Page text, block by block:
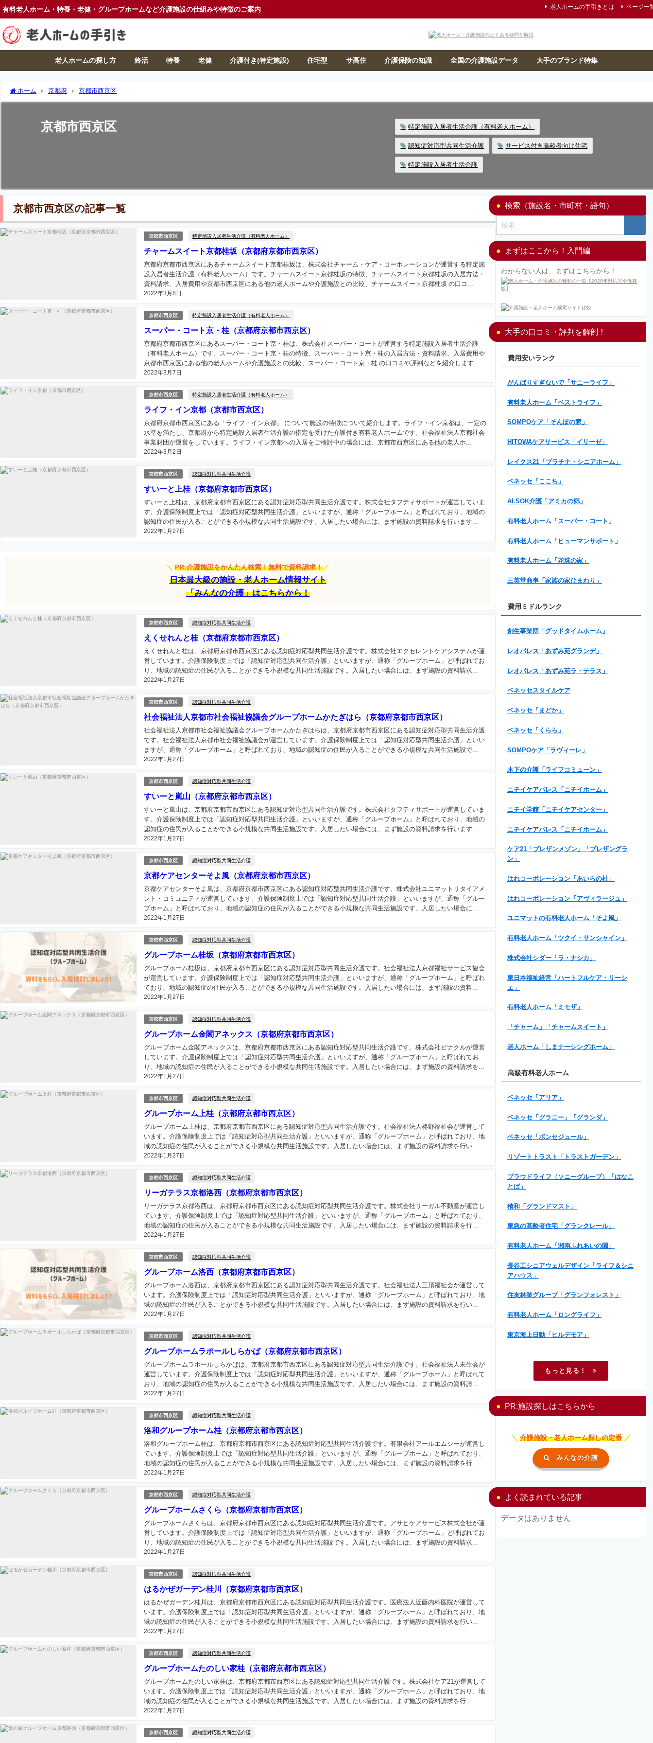
有料老人ホーム・特養・老健・グループホームなど介護施設の仕組みや特徴のご案内 老人ホームの手引きとは ページ一
老人ホームの探し方 終活 特養 老健 介護付き(特定施設) 住宅型 サ高住 介護保険の知識 全国の介護施設データ 大手のブランド特集
ホーム 京都府 京都市西京区
京都市西京区 特定施設入居者生活介護（有料老人ホーム）
認知症対応型共同生活介護 サービス付き高齢者向け住宅
特定施設入居者生活介護
京都市西京区の記事一覧
京都市西京区 特定施設入居者生活介護（有料老人ホーム）
チャームスイート京都桂坂（京都府京都市西京区）
2022年3月8日
京都府京都市西京区にあるチャームスイート京都桂坂は、株式会社チャーム・ケア・コーポレーションが運営する特定施
設入居者生活介護（有料老人ホーム）です。チャームスイート京都桂坂の特徴、チャームスイート京都桂坂の入居方法・
資料請求、入居費用や京都市西京区にある他の老人ホームや介護施設との比較、チャームスイート京都桂坂 の口コ...
京都市西京区 特定施設入居者生活介護（有料老人ホーム）
スーパー・コート京・桂（京都府京都市西京区）
2022年3月7日
京都府京都市西京区にあるスーパー・コート京・桂は、株式会社スーパー・コートが運営する特定施設入居者生活介護
（有料老人ホーム）です。スーパー・コート京・桂の特徴、スーパー・コート京・桂の入居方法・資料請求、入居費用や
京都市西京区にある他の老人ホームや介護施設との比較、スーパー・コート京・桂 の口コミや評判などを紹介します...
京都市西京区 特定施設入居者生活介護（有料老人ホーム）
ライフ・イン京都（京都市西京区）
2022年3月2日
京都府京都市西京区にある「ライフ・イン京都」 について施設の特徴について紹介します。ライフ・イン京都は、一定の
水準を満たし、京都府から特定施設入居者生活介護の指定を受けた介護付き有料老人ホームです。社会福祉法人京都社会
事業財団が運営をしています。ライフ・イン京都への入居をご検討中の場合には、京都市西京区にある他の老人ホ...
京都市西京区 認知症対応型共同生活介護
すいーと上桂（京都府京都市西京区）
2022年1月27日
すいーと上桂は、京都府京都市西京区にある認知症対応型共同生活介護です。株式会社タフティサポートが運営していま
す。介護保険制度上では「認知症対応型共同生活介護」といいますが、通称「グループホーム」と呼ばれており、地域の
認知症の住民が入ることができる小規模な共同生活施設です。入居したい場合には、まず施設の資料請求を行います...
＼ PR:介護施設をかんたん検索！無料で資料請求！ ／
日本最大級の施設・老人ホーム情報サイト
「みんなの介護」はこちらから！
京都市西京区 認知症対応型共同生活介護
えくせれんと桂（京都府京都市西京区）
2022年1月27日
えくせれんと桂は、京都府京都市西京区にある認知症対応型共同生活介護です。株式会社エクセレントケアシステムが運
営しています。介護保険制度上では「認知症対応型共同生活介護」といいますが、通称「グループホーム」と呼ばれてお
り、地域の認知症の住民が入ることができる小規模な共同生活施設です。入居したい場合には、まず施設の資料請求...
京都市西京区 認知症対応型共同生活介護
社会福祉法人京都市社会福祉協議会グループホームかたぎはら（京都府京都市西京区）
2022年1月27日
社会福祉法人京都市社会福祉協議会グループホームかたぎはらは、京都府京都市西京区にある認知症対応型共同生活介護
です。社会福祉法人京都市社会福祉協議会が運営しています。介護保険制度上では「認知症対応型共同生活介護」といい
ますが、通称「グループホーム」と呼ばれており、地域の認知症の住民が入ることができる小規模な共同生活施設で...
京都市西京区 認知症対応型共同生活介護
すいーと嵐山（京都府京都市西京区）
2022年1月27日
すいーと嵐山は、京都府京都市西京区にある認知症対応型共同生活介護です。株式会社タフティサポートが運営していま
す。介護保険制度上では「認知症対応型共同生活介護」といいますが、通称「グループホーム」と呼ばれており、地域の
認知症の住民が入ることができる小規模な共同生活施設です。入居したい場合には、まず施設の資料請求を行います...
京都市西京区 認知症対応型共同生活介護
京都ケアセンターそよ風（京都府京都市西京区）
2022年1月27日
京都ケアセンターそよ風は、京都府京都市西京区にある認知症対応型共同生活介護です。株式会社ユニマットリタイアメ
ント・コミュニティが運営しています。介護保険制度上では「認知症対応型共同生活介護」といいますが、通称「グルー
プホーム」と呼ばれており、地域の認知症の住民が入ることができる小規模な共同生活施設です。入居したい場合に...
京都市西京区 認知症対応型共同生活介護
グループホーム桂坂（京都府京都市西京区）
2022年1月27日
グループホーム桂坂は、京都府京都市西京区にある認知症対応型共同生活介護です。社会福祉法人京都福祉サービス協会
が運営しています。介護保険制度上では「認知症対応型共同生活介護」といいますが、通称「グループホーム」と呼ばれ
ており、地域の認知症の住民が入ることができる小規模な共同生活施設です。入居したい場合には、まず施設の資料...
京都市西京区 認知症対応型共同生活介護
グループホーム金閣アネックス（京都府京都市西京区）
2022年1月27日
グループホーム金閣アネックスは、京都府京都市西京区にある認知症対応型共同生活介護です。株式会社ピナクルが運営
しています。介護保険制度上では「認知症対応型共同生活介護」といいますが、通称「グループホーム」と呼ばれてお
り、地域の認知症の住民が入ることができる小規模な共同生活施設です。入居したい場合には、まず施設の資料請求を...
京都市西京区 認知症対応型共同生活介護
グループホーム上桂（京都府京都市西京区）
2022年1月27日
グループホーム上桂は、京都府京都市西京区にある認知症対応型共同生活介護です。社会福祉法人柊野福祉会が運営して
います。介護保険制度上では「認知症対応型共同生活介護」といいますが、通称「グループホーム」と呼ばれており、地
域の認知症の住民が入ることができる小規模な共同生活施設です。入居したい場合には、まず施設の資料請求を行い...
京都市西京区 認知症対応型共同生活介護
リーガテラス京都洛西（京都府京都市西京区）
2022年1月27日
リーガテラス京都洛西は、京都府京都市西京区にある認知症対応型共同生活介護です。株式会社リーガル不動産が運営し
ています。介護保険制度上では「認知症対応型共同生活介護」といいますが、通称「グループホーム」と呼ばれており、
地域の認知症の住民が入ることができる小規模な共同生活施設です。入居したい場合には、まず施設の資料請求を行...
京都市西京区 認知症対応型共同生活介護
グループホーム洛西（京都府京都市西京区）
2022年1月27日
グループホーム洛西は、京都府京都市西京区にある認知症対応型共同生活介護です。社会福祉法人三頂福祉会が運営して
います。介護保険制度上では「認知症対応型共同生活介護」といいますが、通称「グループホーム」と呼ばれており、地
域の認知症の住民が入ることができる小規模な共同生活施設です。入居したい場合には、まず施設の資料請求を行い...
京都市西京区 認知症対応型共同生活介護
グループホームラポールしらかば（京都府京都市西京区）
2022年1月27日
グループホームラポールしらかばは、京都府京都市西京区にある認知症対応型共同生活介護です。社会福祉法人未生会が
運営しています。介護保険制度上では「認知症対応型共同生活介護」といいますが、通称「グループホーム」と呼ばれて
おり、地域の認知症の住民が入ることができる小規模な共同生活施設です。入居したい場合には、まず施設の資料請...
京都市西京区 認知症対応型共同生活介護
洛和グループホーム桂（京都府京都市西京区）
2022年1月27日
洛和グループホーム桂は、京都府京都市西京区にある認知症対応型共同生活介護です。有限会社アールエムシーが運営し
ています。介護保険制度上では「認知症対応型共同生活介護」といいますが、通称「グループホーム」と呼ばれており、
地域の認知症の住民が入ることができる小規模な共同生活施設です。入居したい場合には、まず施設の資料請求を行...
京都市西京区 認知症対応型共同生活介護
グループホームさくら（京都府京都市西京区）
2022年1月27日
グループホームさくらは、京都府京都市西京区にある認知症対応型共同生活介護です。アサヒケアサービス株式会社が運
営しています。介護保険制度上では「認知症対応型共同生活介護」といいますが、通称「グループホーム」と呼ばれてお
り、地域の認知症の住民が入ることができる小規模な共同生活施設です。入居したい場合には、まず施設の資料請求...
京都市西京区 認知症対応型共同生活介護
はるかぜガーデン桂川（京都府京都市西京区）
2022年1月27日
はるかぜガーデン桂川は、京都府京都市西京区にある認知症対応型共同生活介護です。医療法人近藤内科医院が運営して
います。介護保険制度上では「認知症対応型共同生活介護」といいますが、通称「グループホーム」と呼ばれており、地
域の認知症の住民が入ることができる小規模な共同生活施設です。入居したい場合には、まず施設の資料請求を行い...
京都市西京区 認知症対応型共同生活介護
グループホームたのしい家桂（京都府京都市西京区）
2022年1月27日
グループホームたのしい家桂は、京都府京都市西京区にある認知症対応型共同生活介護です。株式会社ケア21が運営して
います。介護保険制度上では「認知症対応型共同生活介護」といいますが、通称「グループホーム」と呼ばれており、地
域の認知症の住民が入ることができる小規模な共同生活施設です。入居したい場合には、まず施設の資料請求を行...
京都市西京区 認知症対応型共同生活介護
検索（施設名・市町村・語句）
まずはここから！入門編
わからない人は、まずはこちらから！
大手の口コミ・評判を解剖！
費用安いランク
がんばりすぎないで「サニーライフ」
有料老人ホーム「ベストライフ」
SOMPOケア「そんぽの家」
HITOWAケアサービス「イリーゼ」
レイクス21「プラチナ・シニアホーム」
ベネッセ「ここち」
ALSOK介護「アミカの郷」
有料老人ホーム「スーパー・コート」
有料老人ホーム「ヒューマンサポート」
有料老人ホーム「花珠の家」
三英堂商事「家族の家ひまわり」
費用ミドルランク
創生事業団「グッドタイムホーム」
レオパレス「あずみ苑グランデ」
レオパレス「あずみ苑ラ・テラス」
ベネッセスタイルケア
ベネッセ「まどか」
ベネッセ「くらら」
SOMPOケア「ラヴィーレ」
木下の介護「ライフコミューン」
ニチイケアパレス「ニチイホーム」
ニチイ学館「ニチイケアセンター」
ニチイケアパレス「ニチイホーム」
ケア21「プレザンメゾン」「プレザングラ
ン」
はれコーポレーション「あいらの杜」
はれコーポレーション「アヴィラージュ」
ユニマットの有料老人ホーム「そよ風」
有料老人ホーム「ツクイ・サンシャイン」
株式会社シダー「ラ・ナシカ」
東日本福祉経営「ハートフルケア・リーシ
ェ」
有料老人ホーム「ミモザ」
「チャーム」「チャームスイート」
老人ホーム「しまナーシングホーム」
高級有料老人ホーム
ベネッセ「アリア」
ベネッセ「グラニー」「グランダ」
ベネッセ「ボンセジュール」
リゾートトラスト「トラストガーデン」
プラウドライフ（ソニーグループ）「はなこ
とば」
積和「グランドマスト」
東急の高齢者住宅「グランクレール」
有料老人ホーム「湘南ふれあいの園」
長谷工シニアウェルデザイン「ライフ＆シニ
アハウス」
住友林業グループ「グランフォレスト」
有料老人ホーム「ロングライフ」
東京海上日動「ヒルデモア」
もっと見る！
PR:施設探しはこちらから
＼ 介護施設・老人ホーム探しの定番 ／
みんなの介護
よく読まれている記事
データはありません